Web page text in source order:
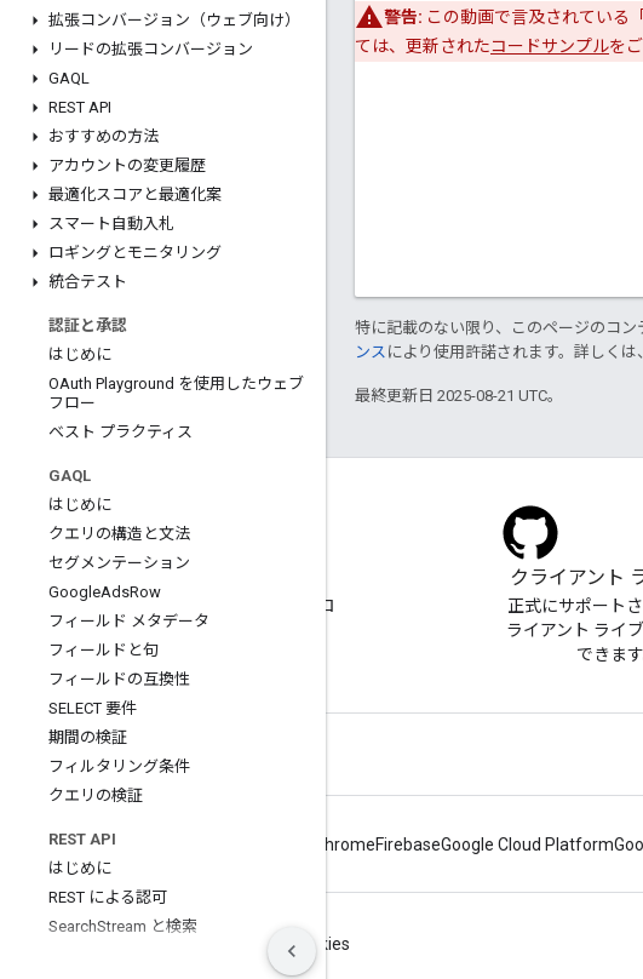
拡張コンバージョン（ウェブ向け）
リードの拡張コンバージョン
GAQL
REST API
おすすめの方法
アカウントの変更履歴
最適化スコアと最適化案
スマート自動入札
ロギングとモニタリング
統合テスト
認証と承認
はじめに
OAuth Playground を使用したウェブ
フロー
ベスト プラクティス
GAQL
はじめに
クエリの構造と文法
セグメンテーション
GoogleAdsRow
フィールド メタデータ
フィールドと句
フィールドの互換性
SELECT 要件
期間の検証
フィルタリング条件
クエリの検証
REST API
はじめに
REST による認可
SearchStream と検索
警告: この動画で言及されている
ては、更新されたコードサンプルを
特に記載のない限り、このページのコン
ンス により使用許諾されます。詳しくは、
最終更新日 2025-08-21 UTC。
重要な発表については、ブロ
グをご覧ください。
クライアント
正式にサポート
ライアント ライ
できます
ChromeFirebaseGoogle Cloud Platform
Manage cookies